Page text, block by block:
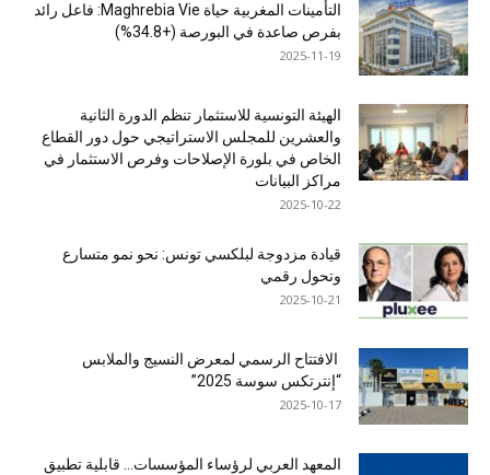
التأمينات المغربية حياة Maghrebia Vie: فاعل رائد
بفرص صاعدة في البورصة (+34.8%)
2025-11-19
الهيئة التونسية للاستثمار تنظم الدورة الثانية
والعشرين للمجلس الاستراتيجي حول دور القطاع
الخاص في بلورة الإصلاحات وفرص الاستثمار في
مراكز البيانات
2025-10-22
قيادة مزدوجة لبلكسي تونس: نحو نمو متسارع
وتحول رقمي
2025-10-21
الافتتاح الرسمي لمعرض النسيج والملابس
“إنترتكس سوسة 2025”
2025-10-17
المعهد العربي لرؤساء المؤسسات… قابلية تطبيق